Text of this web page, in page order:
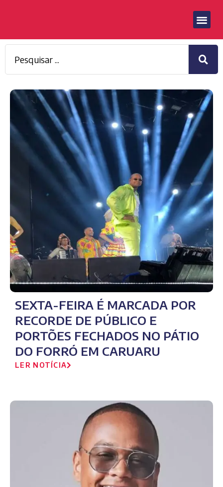
SEXTA-FEIRA É MARCADA POR
RECORDE DE PÚBLICO E
PORTÕES FECHADOS NO PÁTIO
DO FORRÓ EM CARUARU
LER NOTÍCIA